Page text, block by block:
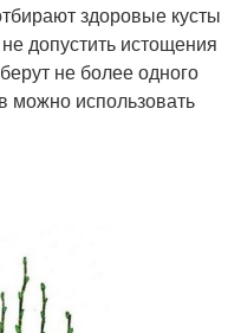
здоровые кусты
допустить истощения
не более одного
можно использовать